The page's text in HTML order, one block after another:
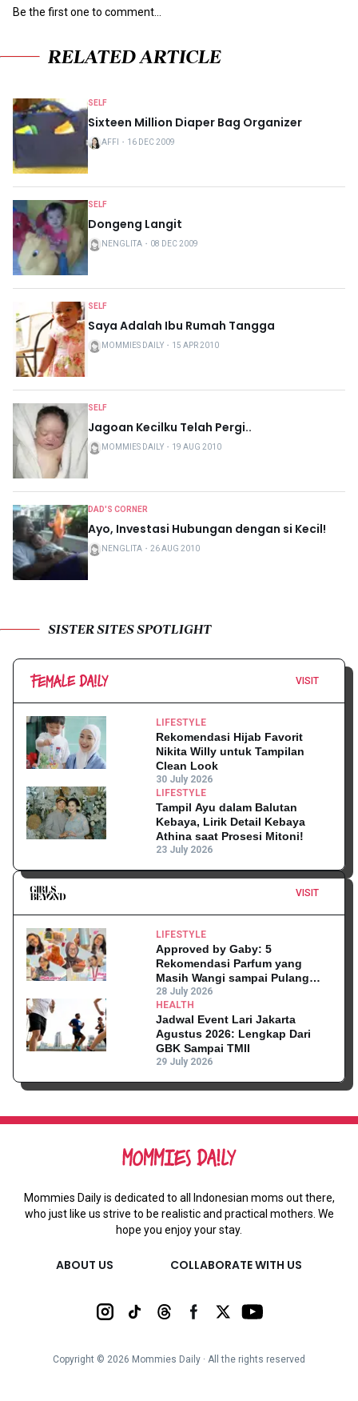
Be the first one to comment...
RELATED ARTICLE
SELF
Sixteen Million Diaper Bag Organizer
AFFI ・ 16 DEC 2009
SELF
Dongeng Langit
NENGLITA ・ 08 DEC 2009
SELF
Saya Adalah Ibu Rumah Tangga
MOMMIES DAILY ・ 15 APR 2010
SELF
Jagoan Kecilku Telah Pergi..
MOMMIES DAILY ・ 19 AUG 2010
DAD'S CORNER
Ayo, Investasi Hubungan dengan si Kecil!
NENGLITA ・ 26 AUG 2010
SISTER SITES SPOTLIGHT
VISIT
LIFESTYLE
Rekomendasi Hijab Favorit
Nikita Willy untuk Tampilan
Clean Look
30 July 2026
LIFESTYLE
Tampil Ayu dalam Balutan
Kebaya, Lirik Detail Kebaya
Athina saat Prosesi Mitoni!
23 July 2026
VISIT
LIFESTYLE
Approved by Gaby: 5
Rekomendasi Parfum yang
Masih Wangi sampai Pulang
Kantor
28 July 2026
HEALTH
Jadwal Event Lari Jakarta
Agustus 2026: Lengkap Dari
GBK Sampai TMII
29 July 2026
Mommies Daily is dedicated to all Indonesian moms out there,
who just like us strive to be realistic and practical mothers. We
hope you enjoy your stay.
ABOUT US COLLABORATE WITH US
Copyright © 2026 Mommies Daily ∙ All the rights reserved